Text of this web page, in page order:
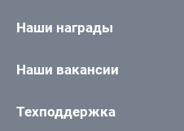
Наши награды
Наши вакансии
Техподдержка